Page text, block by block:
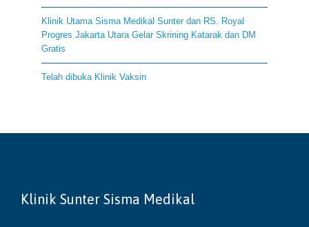
Klinik Utama Sisma Medikal Sunter dan RS. Royal
Progres Jakarta Utara Gelar Skrining Katarak dan DM
Gratis
Telah dibuka Klinik Vaksin
Klinik Sunter Sisma Medikal